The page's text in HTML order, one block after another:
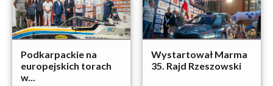
Podkarpackie na
europejskich torach
w...
Wystartował Marma
35. Rajd Rzeszowski